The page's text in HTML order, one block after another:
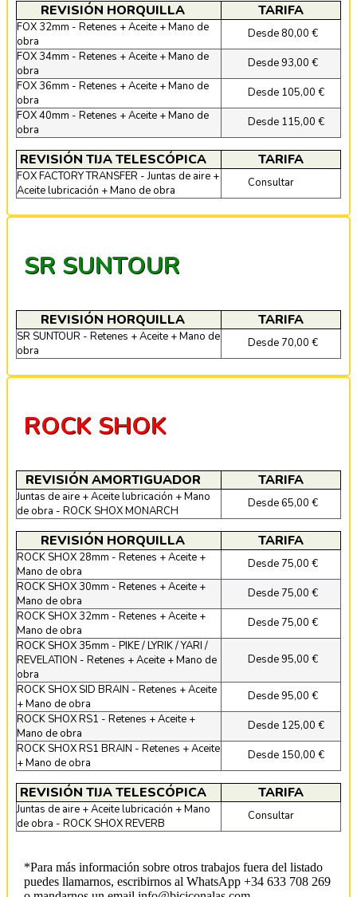
REVISIÓN HORQUILLA TARIFA
FOX 32mm - Retenes + Aceite + Mano de
obra
Desde 80,00 €
FOX 34mm - Retenes + Aceite + Mano de
obra
Desde 93,00 €
FOX 36mm - Retenes + Aceite + Mano de
obra
Desde 105,00 €
FOX 40mm - Retenes + Aceite + Mano de
obra
Desde 115,00 €
REVISIÓN TIJA TELESCÓPICA TARIFA
FOX FACTORY TRANSFER - Juntas de aire +
Aceite lubricación + Mano de obra
Consultar
SR SUNTOUR
REVISIÓN HORQUILLA TARIFA
SR SUNTOUR - Retenes + Aceite + Mano de
obra
Desde 70,00 €
ROCK SHOK
REVISIÓN AMORTIGUADOR TARIFA
Juntas de aire + Aceite lubricación + Mano
de obra - ROCK SHOX MONARCH
Desde 65,00 €
REVISIÓN HORQUILLA TARIFA
ROCK SHOX 28mm - Retenes + Aceite +
Mano de obra
Desde 75,00 €
ROCK SHOX 30mm - Retenes + Aceite +
Mano de obra
Desde 75,00 €
ROCK SHOX 32mm - Retenes + Aceite +
Mano de obra
Desde 75,00 €
ROCK SHOX 35mm - PIKE / LYRIK / YARI /
REVELATION - Retenes + Aceite + Mano de
obra
Desde 95,00 €
ROCK SHOX SID BRAIN - Retenes + Aceite
+ Mano de obra
Desde 95,00 €
ROCK SHOX RS1 - Retenes + Aceite +
Mano de obra
Desde 125,00 €
ROCK SHOX RS1 BRAIN - Retenes + Aceite
+ Mano de obra
Desde 150,00 €
REVISIÓN TIJA TELESCÓPICA TARIFA
Juntas de aire + Aceite lubricación + Mano
de obra - ROCK SHOX REVERB
Consultar
*Para más información sobre otros trabajos fuera del listado
puedes llamarnos, escribirnos al WhatsApp +34 633 708 269